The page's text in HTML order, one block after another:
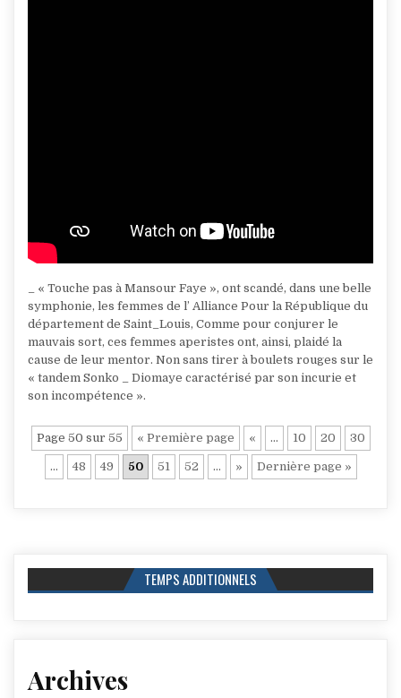
_ « Touche pas à Mansour Faye », ont scandé, dans une belle
symphonie, les femmes de l’ Alliance Pour la République du
département de Saint_Louis, Comme pour conjurer le
mauvais sort, ces femmes aperistes ont, ainsi, plaidé la
cause de leur mentor. Non sans tirer à boulets rouges sur le
« tandem Sonko _ Diomaye caractérisé par son incurie et
son incompétence ».
Page 50 sur 55 « Première page « … 10 20 30
… 48 49 50 51 52 … » Dernière page »
TEMPS ADDITIONNELS
Archives